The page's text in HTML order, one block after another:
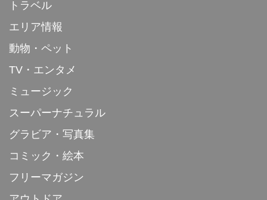
トラベル
エリア情報
動物・ペット
TV・エンタメ
ミュージック
スーパーナチュラル
グラビア・写真集
コミック・絵本
フリーマガジン